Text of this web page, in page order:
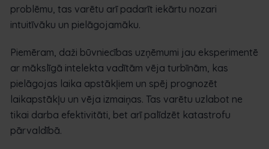
problēmu, tas varētu arī padarīt iekārtu nozari
intuitīvāku un pielāgojamāku.
Piemēram, daži būvniecības uzņēmumi jau eksperimentē
ar mākslīgā intelekta vadītām vēja turbīnām, kas
pielāgojas laika apstākļiem un spēj prognozēt
laikapstākļu un vēja izmaiņas. Tas varētu uzlabot ne
tikai darba efektivitāti, bet arī palīdzēt katastrofu
pārvaldībā.